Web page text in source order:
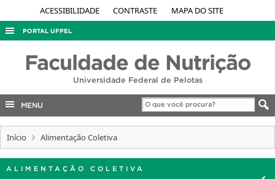
ACESSIBILIDADE CONTRASTE MAPA DO SITE
PORTAL UFPEL
AUDITORIA
COBALTO
EDITAIS
Faculdade de Nutrição
Universidade Federal de Pelotas
MENU
Início Alimentação Coletiva
ALIMENTAÇÃO COLETIVA